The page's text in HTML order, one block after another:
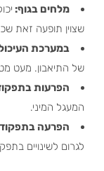
מלחים בגוף:
שצוין תופעה זאת
במערכת
של התיאבון. מעט
הפרעות
המעגל המיני.
הפרעה
לגרום לשינויים